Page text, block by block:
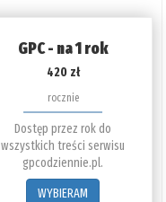
GPC - na 1 rok
420 zł
rocznie
Dostęp przez rok do
wszystkich treści serwisu
gpcodziennie.pl.
WYBIERAM